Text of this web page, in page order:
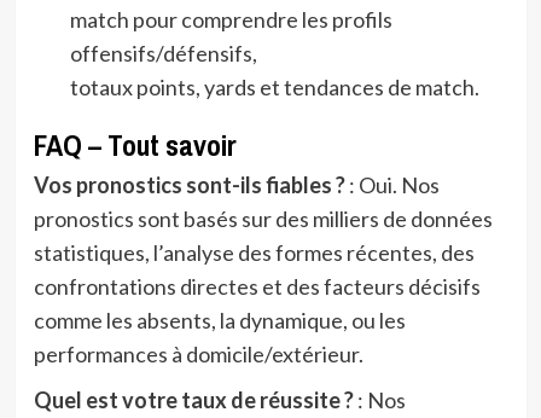
match pour comprendre les profils
offensifs/défensifs,
totaux points, yards et tendances de match.
FAQ – Tout savoir
Vos pronostics sont-ils fiables ?: Oui. Nos
pronostics sont basés sur des milliers de données
statistiques, l’analyse des formes récentes, des
confrontations directes et des facteurs décisifs
comme les absents, la dynamique, ou les
performances à domicile/extérieur.
Quel est votre taux de réussite ?: Nos